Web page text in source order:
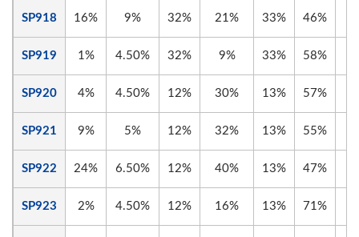
SP918 16% 9% 32% 21% 33% 46%
SP919 1% 4.50% 32% 9% 33% 58%
SP920 4% 4.50% 12% 30% 13% 57%
SP921 9% 5% 12% 32% 13% 55%
SP922 24% 6.50% 12% 40% 13% 47%
SP923 2% 4.50% 12% 16% 13% 71%